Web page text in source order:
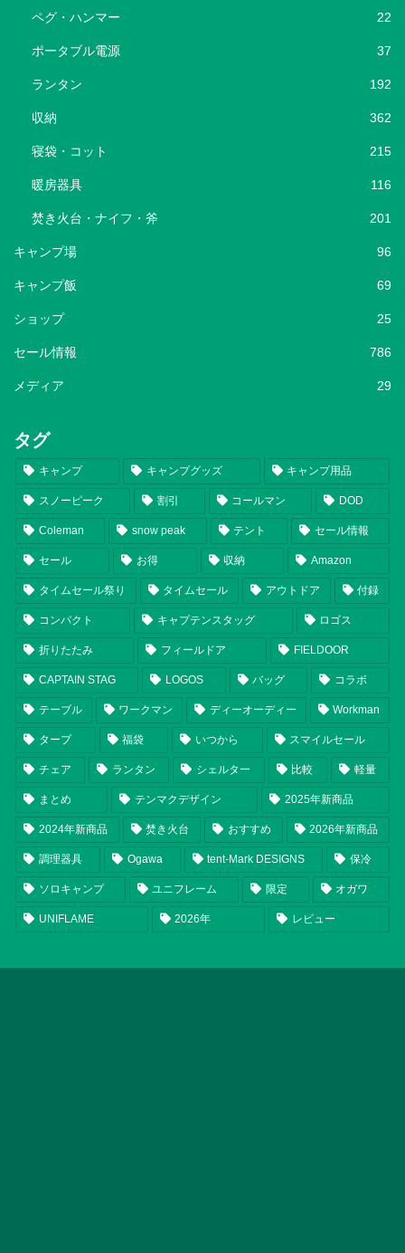
ペグ・ハンマー 22
ポータブル電源 37
ランタン 192
収納 362
寝袋・コット 215
暖房器具 116
焚き火台・ナイフ・斧 201
キャンプ場 96
キャンプ飯 69
ショップ 25
セール情報 786
メディア 29
タグ
キャンプ キャンプグッズ キャンプ用品
スノーピーク 割引 コールマン DOD
Coleman snow peak テント セール情報
セール お得 収納 Amazon
タイムセール祭り タイムセール アウトドア 付録
コンパクト キャプテンスタッグ ロゴス
折りたたみ フィールドア FIELDOOR
CAPTAIN STAG LOGOS バッグ コラボ
テーブル ワークマン ディーオーディー Workman
タープ 福袋 いつから スマイルセール
チェア ランタン シェルター 比較 軽量
まとめ テンマクデザイン 2025年新商品
2024年新商品 焚き火台 おすすめ 2026年新商品
調理器具 Ogawa tent-Mark DESIGNS 保冷
ソロキャンプ ユニフレーム 限定 オガワ
UNIFLAME 2026年 レビュー